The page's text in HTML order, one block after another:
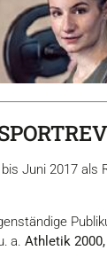
Juni 2017 als
a. Athletik